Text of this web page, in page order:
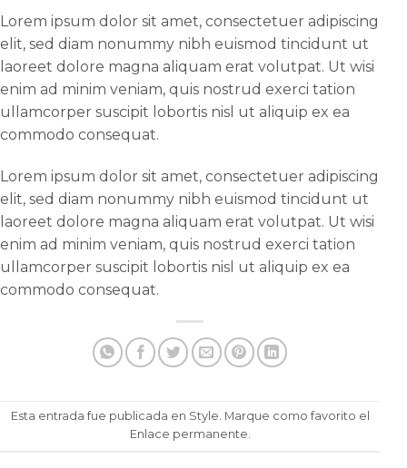
Lorem ipsum dolor sit amet, consectetuer adipiscing
elit, sed diam nonummy nibh euismod tincidunt ut
laoreet dolore magna aliquam erat volutpat. Ut wisi
enim ad minim veniam, quis nostrud exerci tation
ullamcorper suscipit lobortis nisl ut aliquip ex ea
commodo consequat.
Lorem ipsum dolor sit amet, consectetuer adipiscing
elit, sed diam nonummy nibh euismod tincidunt ut
laoreet dolore magna aliquam erat volutpat. Ut wisi
enim ad minim veniam, quis nostrud exerci tation
ullamcorper suscipit lobortis nisl ut aliquip ex ea
commodo consequat.
Esta entrada fue publicada en Style. Marque como favorito el
Enlace permanente.